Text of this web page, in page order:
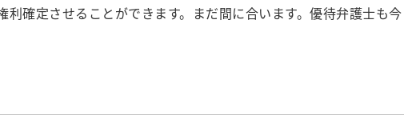
確定させることができます。まだ間に合います。優待弁護士も今